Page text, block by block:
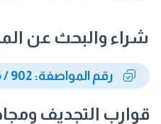
شراء والبحث عن
رقم المواصفة: 902 / 2016
قوارب التجديف